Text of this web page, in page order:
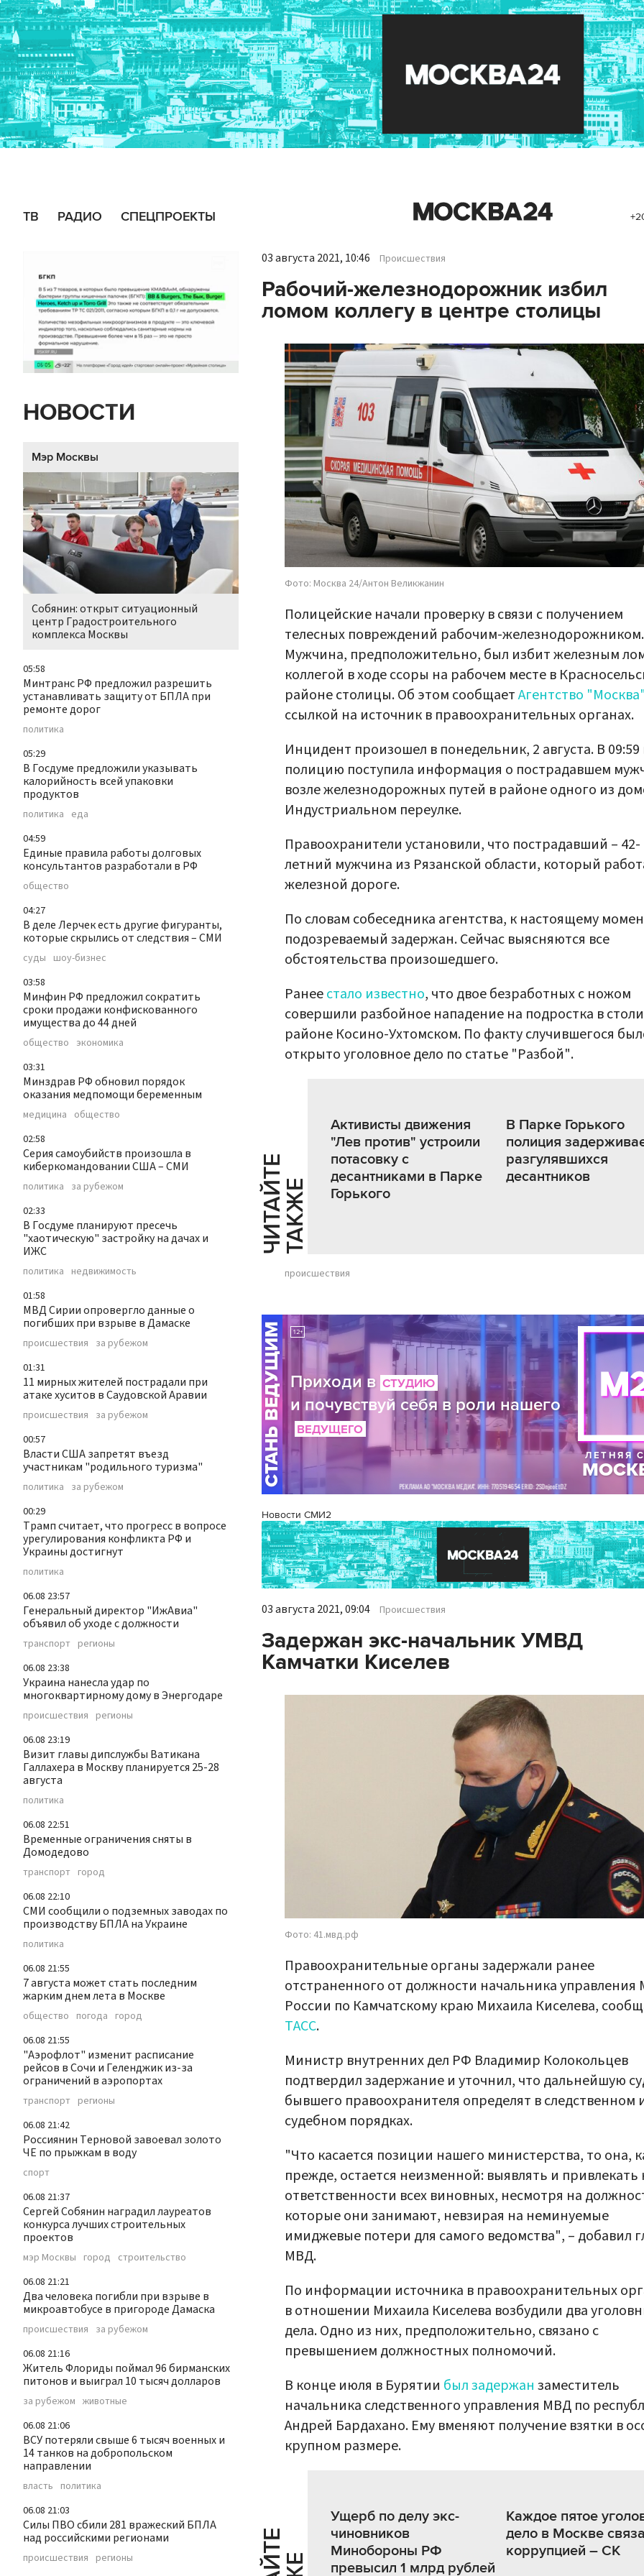
ТВ РАДИО СПЕЦПРОЕКТЫ
НОВОСТИ
Мэр Москвы
Собянин: открыт ситуационный
центр Градостроительного
комплекса Москвы
05:58
Минтранс РФ предложил разрешить
устанавливать защиту от БПЛА при
ремонте дорог
политика
05:29
В Госдуме предложили указывать
калорийность всей упаковки
продуктов
политика еда
04:59
Единые правила работы долговых
консультантов разработали в РФ
общество
04:27
В деле Лерчек есть другие фигуранты,
которые скрылись от следствия – СМИ
суды шоу-бизнес
03:58
Минфин РФ предложил сократить
сроки продажи конфискованного
имущества до 44 дней
общество экономика
03:31
Минздрав РФ обновил порядок
оказания медпомощи беременным
медицина общество
02:58
Серия самоубийств произошла в
киберкомандовании США – СМИ
политика за рубежом
02:33
В Госдуме планируют пресечь
"хаотическую" застройку на дачах и
ИЖС
политика недвижимость
01:58
МВД Сирии опровергло данные о
погибших при взрыве в Дамаске
происшествия за рубежом
01:31
11 мирных жителей пострадали при
атаке хуситов в Саудовской Аравии
происшествия за рубежом
00:57
Власти США запретят въезд
участникам "родильного туризма"
политика за рубежом
00:29
Трамп считает, что прогресс в вопросе
урегулирования конфликта РФ и
Украины достигнут
политика
06.08 23:57
Генеральный директор "ИжАвиа"
объявил об уходе с должности
транспорт регионы
06.08 23:38
Украина нанесла удар по
многоквартирному дому в Энергодаре
происшествия регионы
06.08 23:19
Визит главы дипслужбы Ватикана
Галлахера в Москву планируется 25-28
августа
политика
06.08 22:51
Временные ограничения сняты в
Домодедово
транспорт город
06.08 22:10
СМИ сообщили о подземных заводах по
производству БПЛА на Украине
политика
06.08 21:55
7 августа может стать последним
жарким днем лета в Москве
общество погода город
06.08 21:55
"Аэрофлот" изменит расписание
рейсов в Сочи и Геленджик из-за
ограничений в аэропортах
транспорт регионы
06.08 21:42
Россиянин Терновой завоевал золото
ЧЕ по прыжкам в воду
спорт
06.08 21:37
Сергей Собянин наградил лауреатов
конкурса лучших строительных
проектов
мэр Москвы город строительство
06.08 21:21
Два человека погибли при взрыве в
микроавтобусе в пригороде Дамаска
происшествия за рубежом
06.08 21:16
Житель Флориды поймал 96 бирманских
питонов и выиграл 10 тысяч долларов
за рубежом животные
06.08 21:06
ВСУ потеряли свыше 6 тысяч военных и
14 танков на добропольском
направлении
власть политика
06.08 21:03
Силы ПВО сбили 281 вражеский БПЛА
над российскими регионами
происшествия регионы
03 августа 2021, 10:46 Происшествия
Рабочий-железнодорожник избил
ломом коллегу в центре столицы
Фото: Москва 24/Антон Великжанин
Полицейские начали проверку в связи с получением
телесных повреждений рабочим-железнодорожником.
Мужчина, предположительно, был избит железным
коллегой в ходе ссоры на рабочем месте в
районе столицы. Об этом сообщаетАгентство "Москва"
ссылкой на источник в правоохранительных органах.
Инцидент произошел в понедельник, 2 августа. В 09:59
полицию поступила информация о пострадавшем
возле железнодорожных путей в районе одного из
Индустриальном переулке.
Правоохранители установили, что пострадавший – 42-
летний мужчина из Рязанской области, который
железной дороге.
По словам собеседника агентства, к настоящему
подозреваемый задержан. Сейчас выясняются все
обстоятельства произошедшего.
Ранеестало известно, что двое безработных с ножом
совершили разбойное нападение на подростка в
районе Косино-Ухтомском. По факту случившегося
открыто уголовное дело по статье "Разбой".
Ч
И
Т
АЙ
Т
Е
Т
А
К
ЖЕ
Активисты движения
"Лев против" устроили
потасовку с
десантниками в Парке
Горького
В Парке Горького
полиция
разгулявшихся
десантников
происшествия
Новости СМИ2
03 августа 2021, 09:04 Происшествия
Задержан экс-начальник УМВД
Камчатки Киселев
Фото: 41.мвд.рф
Правоохранительные органы задержали ранее
отстраненного от должности начальника
России по Камчатскому краю Михаила Киселева,
ТАСС.
Министр внутренних дел РФ Владимир Колокольцев
подтвердил задержание и уточнил, что дальнейшую
бывшего правоохранителя определят в следственном
судебном порядках.
"Что касается позиции нашего министерства, то она,
прежде, остается неизменной: выявлять и привлекать
ответственности всех виновных, несмотря на
которые они занимают, невзирая на неминуемые
имиджевые потери для самого ведомства", – добавил
МВД.
По информации источника в правоохранительных
в отношении Михаила Киселева возбудили два
дела. Одно из них, предположительно, связано с
превышением должностных полномочий.
В конце июля в Бурятии был задержан заместитель
начальника следственного управления МВД по
Андрей Бардахано. Ему вменяют получение взятки в
крупном размере.
Ущерб по делу экс-
чиновников
Минобороны РФ
превысил 1 млрд рублей
Каждое пятое
дело в Москве
коррупцией – СК